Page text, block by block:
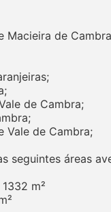
Macieira de
de Cambra;
Vale de Cambra;
seguintes áreas
m²